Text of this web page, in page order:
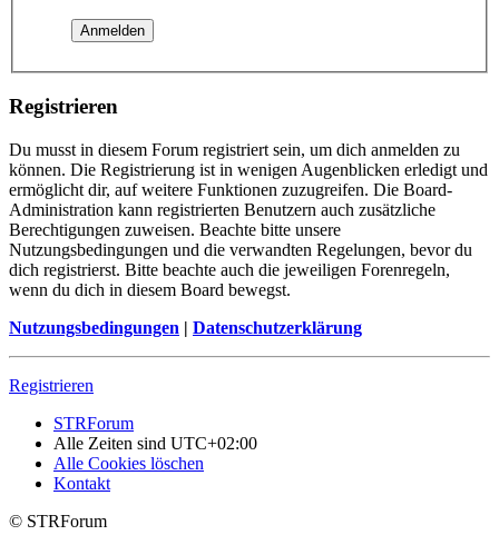
Registrieren
Du musst in diesem Forum registriert sein, um dich anmelden zu
können. Die Registrierung ist in wenigen Augenblicken erledigt und
ermöglicht dir, auf weitere Funktionen zuzugreifen. Die Board-
Administration kann registrierten Benutzern auch zusätzliche
Berechtigungen zuweisen. Beachte bitte unsere
Nutzungsbedingungen und die verwandten Regelungen, bevor du
dich registrierst. Bitte beachte auch die jeweiligen Forenregeln,
wenn du dich in diesem Board bewegst.
Nutzungsbedingungen | Datenschutzerklärung
Registrieren
STRForum
Alle Zeiten sind UTC+02:00
Alle Cookies löschen
Kontakt
© STRForum